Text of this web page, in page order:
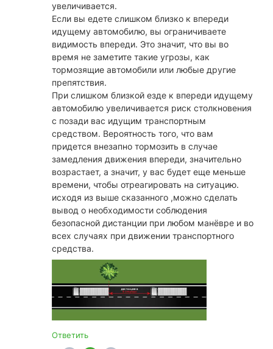
увеличивается.
Если вы едете слишком близко к впереди
идущему автомобилю, вы ограничиваете
видимость впереди. Это значит, что вы во
время не заметите такие угрозы, как
тормозящие автомобили или любые другие
препятствия.
При слишком близкой езде к впереди идущему
автомобилю увеличивается риск столкновения
с позади вас идущим транспортным
средством. Вероятность того, что вам
придется внезапно тормозить в случае
замедления движения впереди, значительно
возрастает, а значит, у вас будет еще меньше
времени, чтобы отреагировать на ситуацию.
исходя из выше сказанного ,можно сделать
вывод о необходимости соблюдения
безопасной дистанции при любом манёвре и во
всех случаях при движении транспортного
средства.
Ответить